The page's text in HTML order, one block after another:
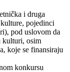
i druga
pojedinci
pod uslovom da
kulturi, osim
koje se finansiraju
konkursu